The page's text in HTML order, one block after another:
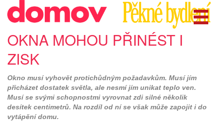
OKNA MOHOU PŘINÉST I
ZISK
Okno musí vyhovět protichůdným požadavkům. Musí jím
přicházet dostatek světla, ale nesmí jím unikat teplo ven.
Musí se svými schopnostmi vyrovnat zdi silné několik
desítek centimetrů. Na rozdíl od ní se však může zapojit i do
vytápění domu.